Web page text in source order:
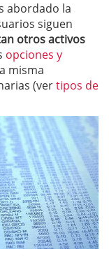
abordado la
siguen
otros activos
opciones y
misma
(vertipos de